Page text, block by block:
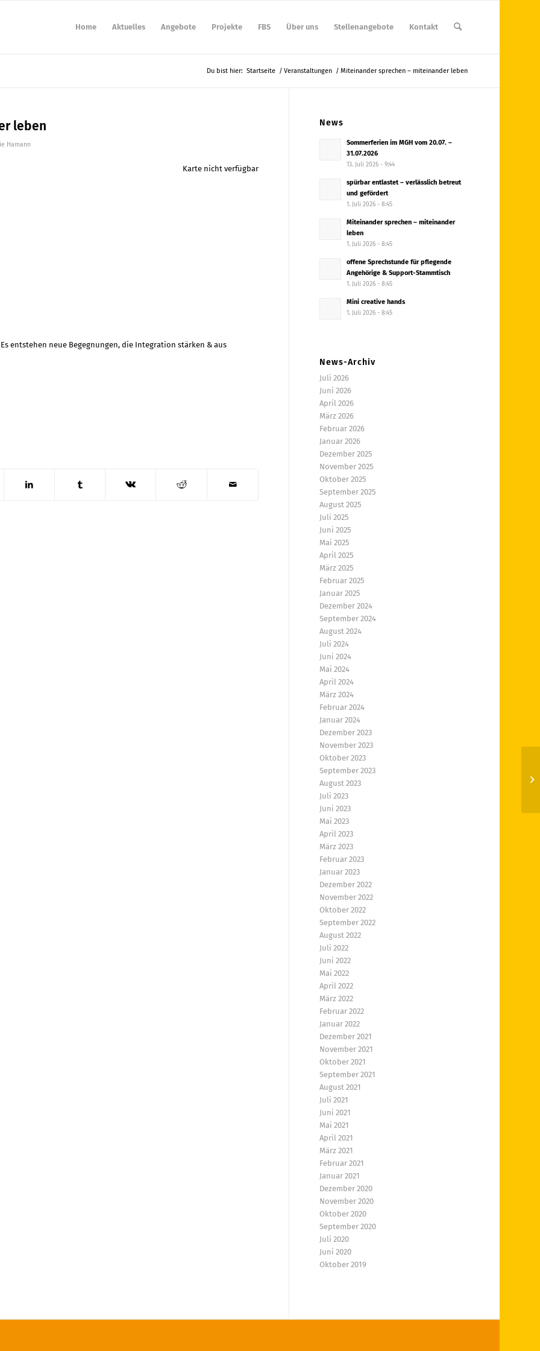
Home Aktuelles Angebote Projekte FBS Über uns Stellenangebote Kontakt
Du bist hier: Startseite / Veranstaltungen / Miteinander sprechen – miteinander leben
leben
Hamann
Karte nicht verfügbar
entstehen neue Begegnungen, die Integration stärken & aus
News
Sommerferien im MGH vom 20.07. –
31.07.2026
13. Juli 2026 - 9:44
spürbar entlastet – verlässlich betreut
und gefördert
1. Juli 2026 - 8:45
Miteinander sprechen – miteinander
leben
1. Juli 2026 - 8:45
offene Sprechstunde für pflegende
Angehörige & Support-Stammtisch
1. Juli 2026 - 8:45
Mini creative hands
1. Juli 2026 - 8:45
News-Archiv
Juli 2026
Juni 2026
April 2026
März 2026
Februar 2026
Januar 2026
Dezember 2025
November 2025
Oktober 2025
September 2025
August 2025
Juli 2025
Juni 2025
Mai 2025
April 2025
März 2025
Februar 2025
Januar 2025
Dezember 2024
September 2024
August 2024
Juli 2024
Juni 2024
Mai 2024
April 2024
März 2024
Februar 2024
Januar 2024
Dezember 2023
November 2023
Oktober 2023
September 2023
August 2023
Juli 2023
Juni 2023
Mai 2023
April 2023
März 2023
Februar 2023
Januar 2023
Dezember 2022
November 2022
Oktober 2022
September 2022
August 2022
Juli 2022
Juni 2022
Mai 2022
April 2022
März 2022
Februar 2022
Januar 2022
Dezember 2021
November 2021
Oktober 2021
September 2021
August 2021
Juli 2021
Juni 2021
Mai 2021
April 2021
März 2021
Februar 2021
Januar 2021
Dezember 2020
November 2020
Oktober 2020
September 2020
Juli 2020
Juni 2020
Oktober 2019